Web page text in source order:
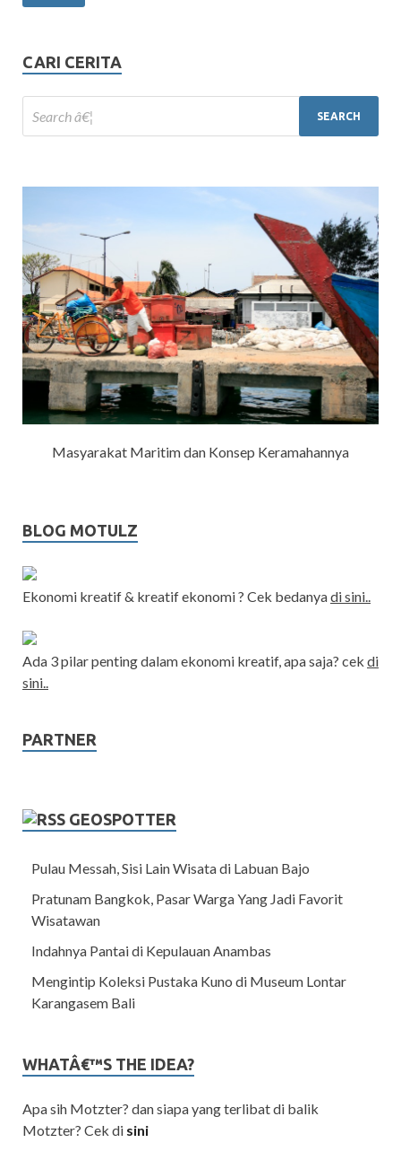
CARI CERITA
Masyarakat Maritim dan Konsep Keramahannya
BLOG MOTULZ
Ekonomi kreatif & kreatif ekonomi ? Cek bedanyadi sini..
Ada 3 pilar penting dalam ekonomi kreatif, apa saja? cek di
sini..
PARTNER
GEOSPOTTER
Pulau Messah, Sisi Lain Wisata di Labuan Bajo
Pratunam Bangkok, Pasar Warga Yang Jadi Favorit
Wisatawan
Indahnya Pantai di Kepulauan Anambas
Mengintip Koleksi Pustaka Kuno di Museum Lontar
Karangasem Bali
WHATÂ€™S THE IDEA?
Apa sih Motzter? dan siapa yang terlibat di balik
Motzter? Cek di sini